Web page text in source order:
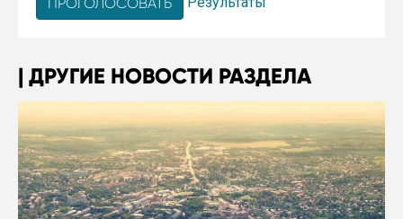
ДРУГИЕ НОВОСТИ РАЗДЕЛА